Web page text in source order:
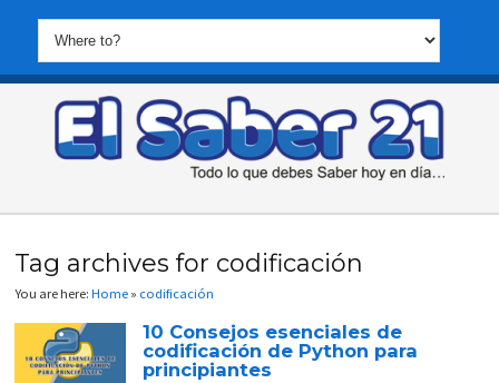
Tag archives for codificación
You are here:Home » codificación
10 Consejos esenciales de
codificación de Python para
principiantes